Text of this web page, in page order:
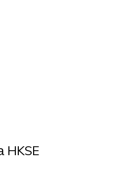
HKSE